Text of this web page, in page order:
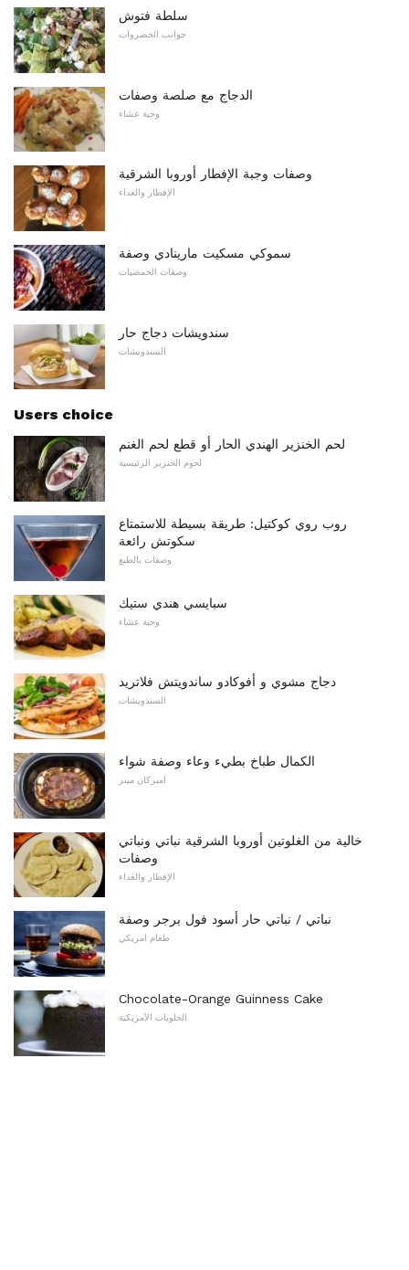
سلطة فتوش
جوانب الخضروات
الدجاج مع صلصة وصفات
وجبة عشاء
وصفات وجبة الإفطار أوروبا الشرقية
الإفطار والغداء
سموكي مسكيت مارينادي وصفة
وصفات الحمضيات
سندويشات دجاج حار
السندويشات
Users choice
لحم الخنزير الهندي الحار أو قطع لحم الغنم
لحوم الخنزير الرئيسية
روب روي كوكتيل: طريقة بسيطة للاستمتاع
سكوتش رائعة
وصفات بالطبع
سبايسي هندي ستيك
وجبة عشاء
دجاج مشوي و أفوكادو ساندويتش فلاتريد
السندويشات
الكمال طباخ بطيء وعاء وصفة شواء
اميركان مينز
خالية من الغلوتين أوروبا الشرقية نباتي ونباتي
وصفات
الإفطار والغداء
نباتي / نباتي حار أسود فول برجر وصفة
طعام امريكي
Chocolate-Orange Guinness Cake
الحلويات الأمريكية